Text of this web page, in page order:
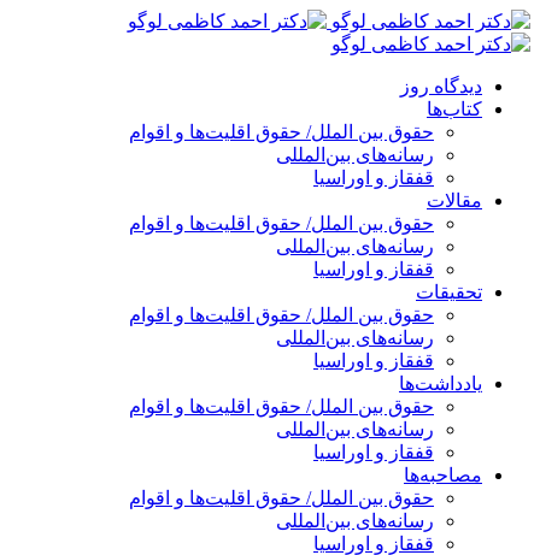
پرش
به
دیدگاه روز
کتاب‌ها
حقوق بین الملل/ حقوق اقلیت‌ها و اقوام
رسانه‌های بین‌المللی
قفقاز و اوراسیا
مقالات
حقوق بین الملل/ حقوق اقلیت‌ها و اقوام
رسانه‌های بین‌المللی
قفقاز و اوراسیا
تحقیقات
حقوق بین الملل/ حقوق اقلیت‌ها و اقوام
رسانه‌های بین‌المللی
قفقاز و اوراسیا
یادداشت‌ها
حقوق بین الملل/ حقوق اقلیت‌ها و اقوام
رسانه‌های بین‌المللی
قفقاز و اوراسیا
مصاحبه‌ها
حقوق بین الملل/ حقوق اقلیت‌ها و اقوام
رسانه‌های بین‌المللی
قفقاز و اوراسیا